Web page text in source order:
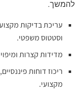
להמשך.
עריכת בדיקות
וסטטוס משפטי.
מדידות קצרות
ריכוז דוחות
מקצועי.